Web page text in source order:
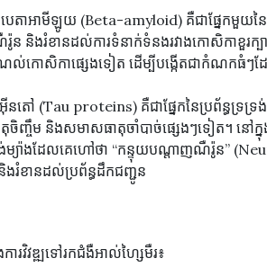
េតាអាមីឡូយ (Beta-amyloid) គឺជាផ្នែកមួយនៃ
និងរំខានដល់ការទំនាក់ទំនងរវាងកោសិកាខួរក្ប
ល់កោសិកាផ្សេងទៀត ដើម្បីបង្កើតជាកំណកធំៗ
នតៅ (Tau proteins) គឺជាផ្នែកនៃប្រព័ន្ធទ្រទ្
តុចិញ្ចឹម និងសមាសធាតុចាំបាច់ផ្សេងៗទៀត។ នៅ
ម្រង់ម្យ៉ាងដែលគេហៅថា “កន្ទុយបណ្តាញណឺរ៉ូន”
ងរំខានដល់ប្រព័ន្ធដឹកជញ្ជូន
ារវិវឌ្ឍទៅរកជំងឺអាល់ហ្សៃមឺរ៖